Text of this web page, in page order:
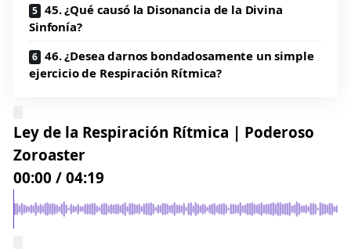
45. ¿Qué causó la Disonancia de la Divina
Sinfonía?
46. ¿Desea darnos bondadosamente un simple
ejercicio de Respiración Rítmica?
Ley de la Respiración Rítmica | Poderoso
Zoroaster
00:00 /04:19